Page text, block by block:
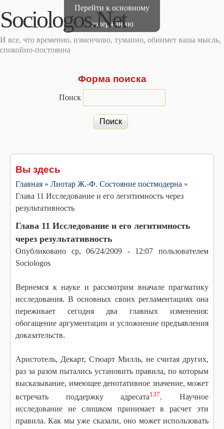
Перейти к основному
содержанию
Sociologos.Net
И все, что временно, изменчиво, туманно, обнимет ваша мысль,
спокойно-постоянна
Форма поиска
Поиск
Вы здесь
Главная » Лиотар Ж.-Ф. Состояние постмодерна »
Глава 11 Исследование и его легитимность через
результативность
Глава 11 Исследование и его легитимность
через результативность
Опубликовано ср, 06/24/2009 - 12:07 пользователем
Sociologos
Вернемся к науке и рассмотрим вначале прагматику
исследования. В основных своих регламентациях она
переживает сегодня два главных изменения:
обогащение аргументации и усложнение предъявления
доказательств.
Аристотель, Декарт, Стюарт Милль, не считая других,
раз за разом пытались установить правила, по которым
высказывание, имеющее денотативное значение, может
встречать поддержку адресата137. Научное
исследование не слишком принимает в расчет эти
правила. Как мы уже сказали, оно может использовать